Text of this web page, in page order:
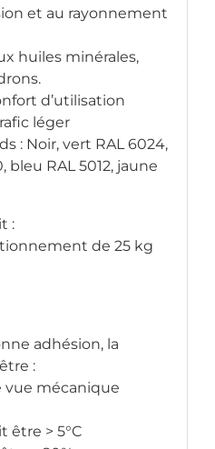
et au rayonnement
huiles minérales,
d’utilisation
léger
: Noir, vert RAL 6024,
bleu RAL 5012, jaune
:
de 25 kg
adhésion, la
:
vue mécanique
être > 5°C